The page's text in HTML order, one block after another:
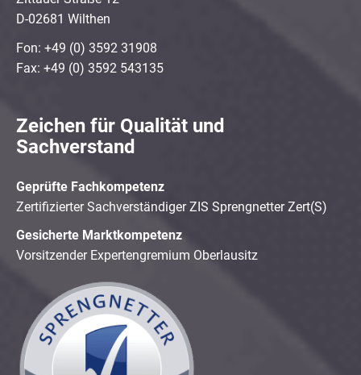
D-02681 Wilthen
Fon: +49 (0) 3592 31908
Fax: +49 (0) 3592 543135
Zeichen für Qualität und
Sachverstand
Geprüfte Fachkompetenz
Zertifizierter Sachverständiger ZIS Sprengnetter Zert(S)
Gesicherte Marktkompetenz
Vorsitzender Expertengremium Oberlausitz